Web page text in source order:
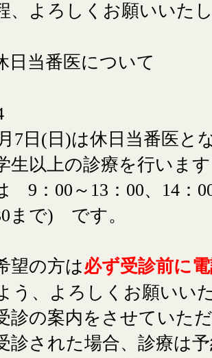
、よろしくお願いいた
当番医について
7日(日)は休日当番医と
生以上の診療を行います
9：00～13：00、14：
まで) です。
望の方は必ず受診前に
う、よろしくお願いい
診の案内をさせていた
診された場合、診療は